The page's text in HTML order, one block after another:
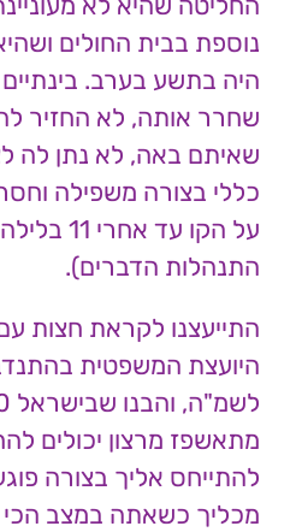
נוספת בבית החולים
היה בתשע בערב. בינתיים
שחרר אותה, לא החזיר
שאיתם באה, לא נתן לה
כללי בצורה משפילה
על הקו עד
התנהלות הדברים).
התייעצנו לקראת חצות
היועצת המשפטית
להתייחס אליך בצורה
מכליך כשאתה במצב הכי